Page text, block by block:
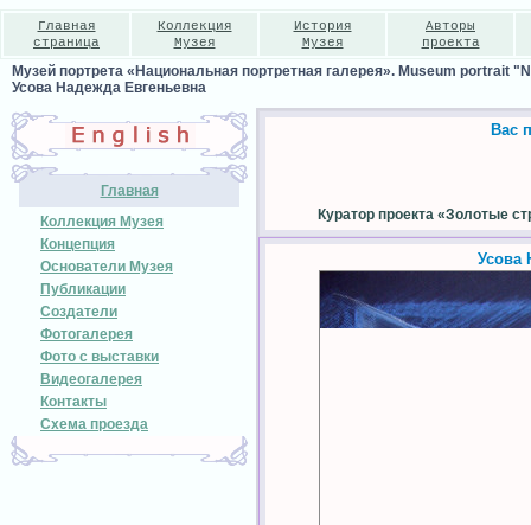
Главная
страница
Коллекция
Музея
История
Музея
Авторы
проекта
Музей портрета «Национальная портретная галерея». Museum portrait
Усова Надежда Евгеньевна
Главная
Коллекция Музея
Концепция
Основатели Музея
Публикации
Создатели
Фотогалерея
Фото с выставки
Видеогалерея
Контакты
Схема проезда
Вас
Куратор проекта «Золотые
Усова